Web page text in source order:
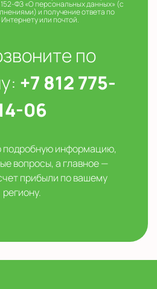
ФЗ «О персональных данных» (с
и получение ответа по
или почтой.
по
+7 812 775-
06
подробную информацию,
вопросы, а главное —
прибыли по вашему
региону.